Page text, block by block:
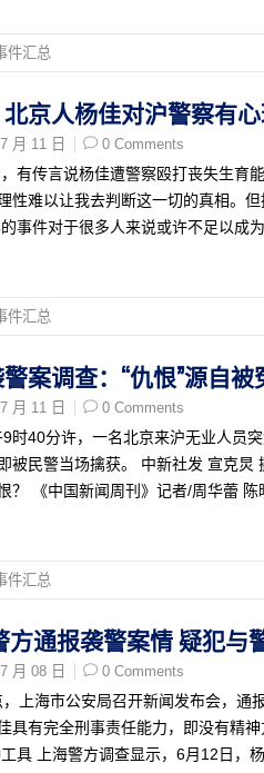
件汇总
北京人杨佳对沪警察有
月 11 日 0 Comments
有传言说杨佳遭警察殴打丧失生育
性难以让我去判断这一切的真相。
事件对于很多人来说或许不足以成
件汇总
警案调查：“仇恨”源自
月 11 日 0 Comments
时40分许，一名北京来沪无业人员
被民警当场擒获。 中新社发 宣克
？ 《中国新闻周刊》记者/周华蕾 陈
件汇总
方通报袭警案情 疑犯与
月 08 日 0 Comments
上海市公安局召开新闻发布会，
具有完全刑事责任能力，即没有精
工具 上海警方调查显示，6月12日，